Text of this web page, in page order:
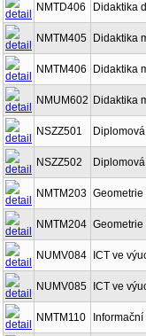
NMTD406 Didaktika
NMTM405 Didaktika
NMTM406 Didaktika
NMUM602 Didaktika
NSZZ501 Diplomová
NSZZ502 Diplomová
NMTM203 Geometrie I
NMTM204 Geometrie II
NUMV084 ICT ve
NUMV085 ICT ve
NMTM110